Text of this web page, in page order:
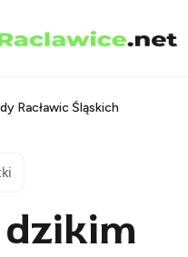
Racławic Śląskich